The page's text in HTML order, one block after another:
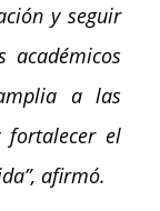
y seguir
académicos
a las
fortalecer el
afirmó.